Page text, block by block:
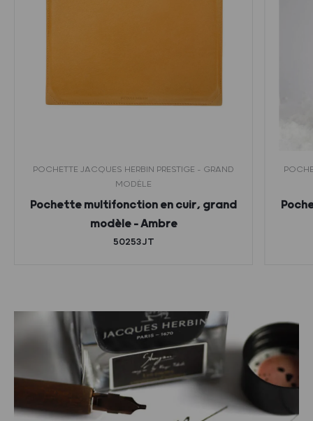
POCHETTE JACQUES HERBIN PRESTIGE - GRAND
MODÈLE
Pochette multifonction en cuir, grand
modèle – Ambre
50253JT